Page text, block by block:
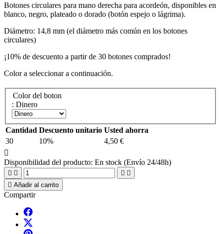
Botones circulares para mano derecha para acordeón, disponibles en
blanco, negro, plateado o dorado (botón espejo o lágrima).
Diámetro: 14,8 mm (el diámetro más común en los botones
circulares)
¡10% de descuento a partir de 30 botones comprados!
Color a seleccionar a continuación.
Color del boton
: Dinero
Cantidad Descuento unitario Usted ahorra
30
10%
4,50 €

Disponibilidad del producto: En stock (Envío 24/48h)
   
 Añadir al carrito
Compartir